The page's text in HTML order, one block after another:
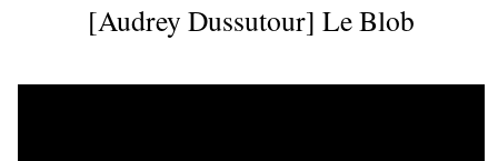
[Audrey Dussutour] Le Blob